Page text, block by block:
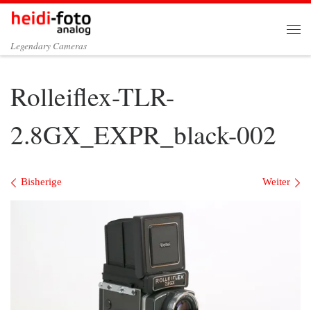
Zum Inhalt springen
Legendary Cameras
Rolleiflex-TLR-
2.8GX_EXPR_black-002
Bilder Navigation
Bisherige Weiter